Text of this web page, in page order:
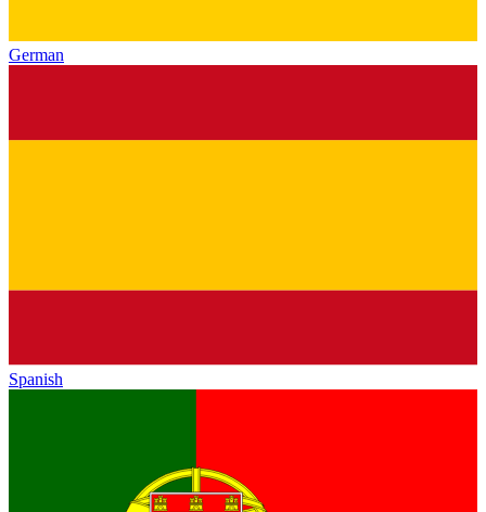
German
Spanish